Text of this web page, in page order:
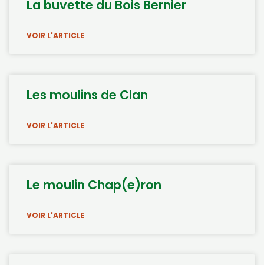
La buvette du Bois Bernier
VOIR L'ARTICLE
Les moulins de Clan
VOIR L'ARTICLE
Le moulin Chap(e)ron
VOIR L'ARTICLE